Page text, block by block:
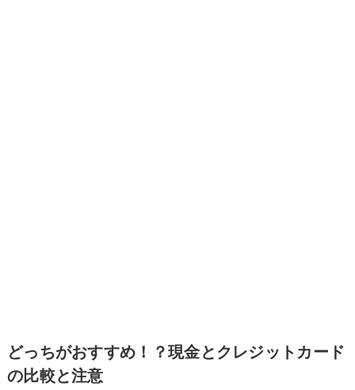
どっちがおすすめ！？現金とクレジットカード
の比較と注意